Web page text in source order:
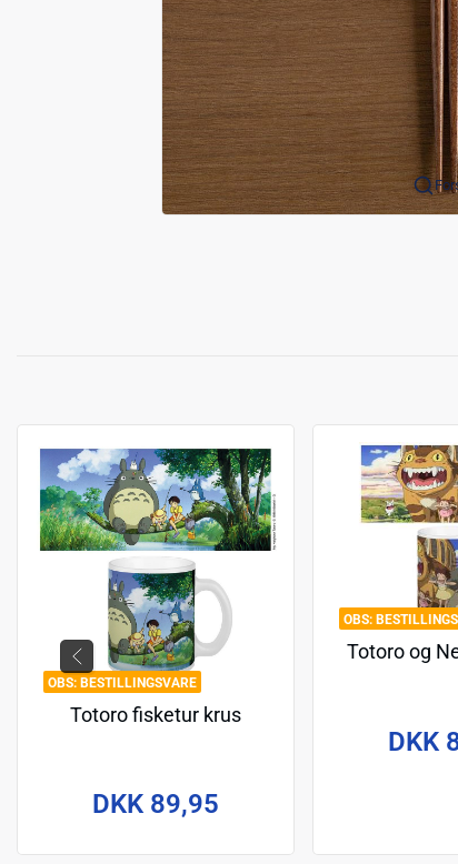
BESTILLINGSVARE
Totoro fisketur krus
DKK 89,95
Totoro og
DKK